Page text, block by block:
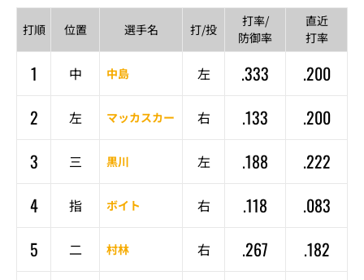
打順 位置 選手名 打/投
打率/
防御率
直近
打率
1 中 中島 左 .333
.200
2
左 マッカスカー 右 .133
.200
3
三 黒川 左 .188
.222
4
指 ボイト 右 .118
.083
5
二 村林 右 .267
.182